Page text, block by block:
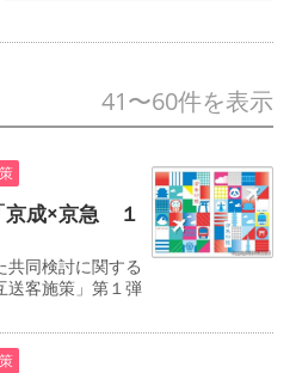
41〜60件を表示
京成×京急 １
同検討に関する
送客施策」第１弾